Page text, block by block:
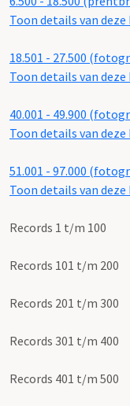
Toon details van
18.501 - 27.500
Toon details van
40.001 - 49.900
Toon details van
51.001 - 97.000
Toon details van
Records 1 t/m 100
Records 101 t/m 200
Records 201 t/m 300
Records 301 t/m 400
Records 401 t/m 500